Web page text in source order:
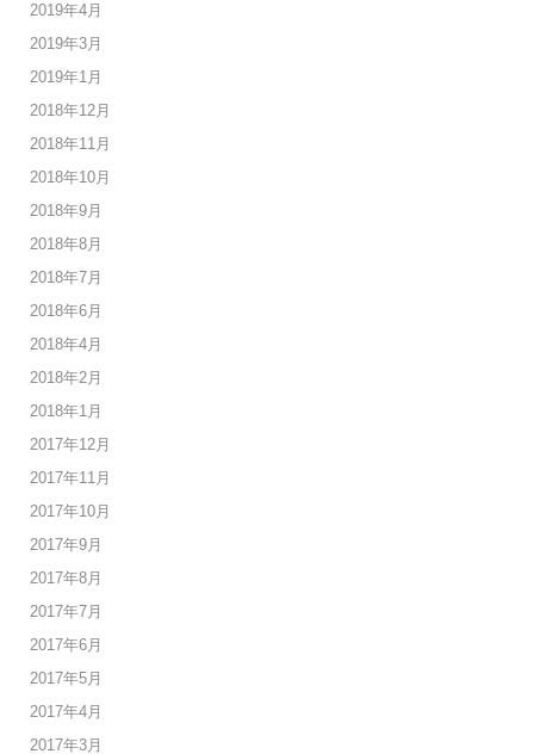
2019年4月
2019年3月
2019年1月
2018年12月
2018年11月
2018年10月
2018年9月
2018年8月
2018年7月
2018年6月
2018年4月
2018年2月
2018年1月
2017年12月
2017年11月
2017年10月
2017年9月
2017年8月
2017年7月
2017年6月
2017年5月
2017年4月
2017年3月